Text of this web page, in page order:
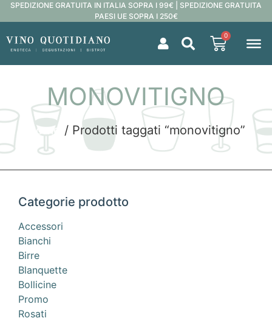
SPEDIZIONE GRATUITA IN ITALIA SOPRA I 99€ | SPEDIZIONE GRATUITA
PAESI UE SOPRA I 250€
0
MONOVITIGNO
Home / Prodotti taggati “monovitigno”
Categorie prodotto
Accessori
Bianchi
Birre
Blanquette
Bollicine
Promo
Rosati